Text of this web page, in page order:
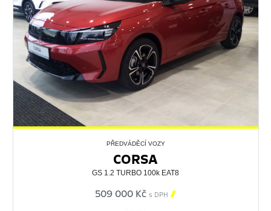
PŘEDVÁDĚCÍ VOZY
CORSA
GS 1.2 TURBO 100k EAT8
509 000 Kč s DPH 